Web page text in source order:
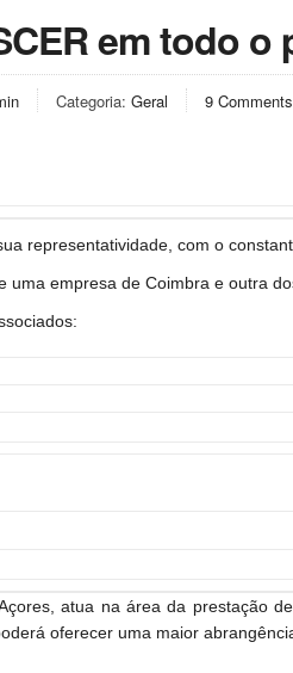
em todo o
Categoria: Geral 9 Comments
representatividade, com o
uma empresa de Coimbra e outra
atua na área da prestação
oferecer uma maior